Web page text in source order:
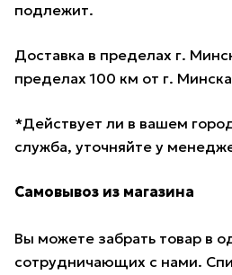
подлежит.
Доставка в пределах г.
пределах 100 км от г.
*Действует ли в вашем
служба, уточняйте у
Самовывоз из магазина
Вы можете забрать товар в
сотрудничающих с нами.